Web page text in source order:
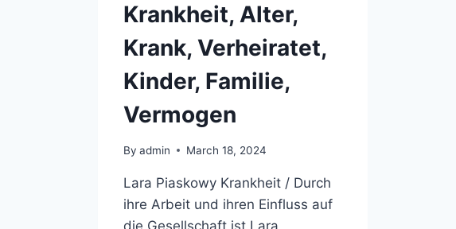
Krankheit, Alter,
Krank, Verheiratet,
Kinder, Familie,
Vermogen
By admin March 18, 2024
Lara Piaskowy Krankheit / Durch
ihre Arbeit und ihren Einfluss auf
die Gesellschaft ist Lara